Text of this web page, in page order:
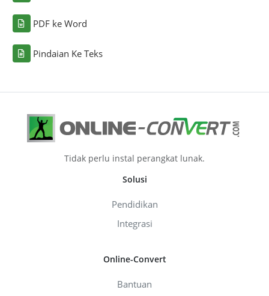
PDF ke Word
Pindaian Ke Teks
Tidak perlu instal perangkat lunak.
Solusi
Pendidikan
Integrasi
Online-Convert
Bantuan